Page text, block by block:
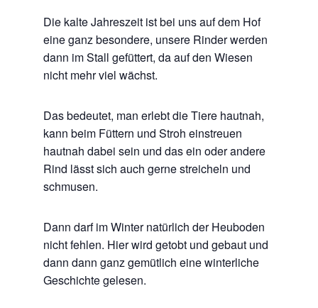
Die kalte Jahreszeit ist bei uns auf dem Hof
eine ganz besondere, unsere Rinder werden
dann im Stall gefüttert, da auf den Wiesen
nicht mehr viel wächst.
Das bedeutet, man erlebt die Tiere hautnah,
kann beim Füttern und Stroh einstreuen
hautnah dabei sein und das ein oder andere
Rind lässt sich auch gerne streicheln und
schmusen.
Dann darf im Winter natürlich der Heuboden
nicht fehlen. Hier wird getobt und gebaut und
dann dann ganz gemütlich eine winterliche
Geschichte gelesen.